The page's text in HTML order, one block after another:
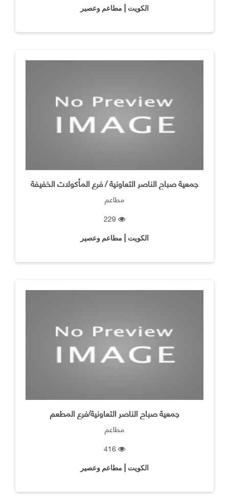
الكويت | مطاعم وعصير
جمعية صباح الناصر التعاونية / فرع المأكولات الخفيفة
مطاعم
الكويت | مطاعم وعصير
جمعية صباح الناصر التعاونية/فرع المطعم
مطاعم
الكويت | مطاعم وعصير